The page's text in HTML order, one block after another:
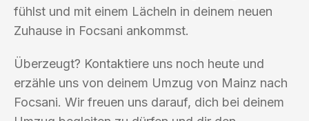
fühlst und mit einem Lächeln in deinem neuen
Zuhause in Focsani ankommst.
Überzeugt? Kontaktiere uns noch heute und
erzähle uns von deinem Umzug von Mainz nach
Focsani. Wir freuen uns darauf, dich bei deinem